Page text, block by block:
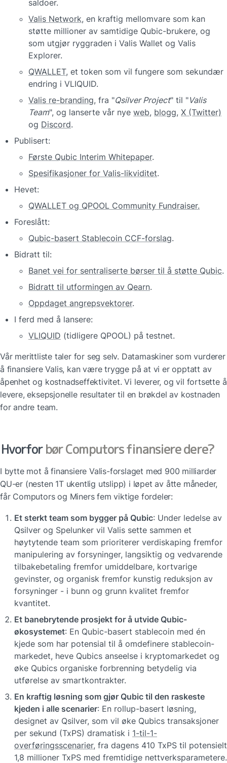
saldoer.
Valis Network, en kraftig mellomvare som kan
støtte millioner av samtidige Qubic-brukere, og
som utgjør ryggraden i Valis Wallet og Valis
Explorer.
QWALLET, et token som vil fungere som sekundær
endring i VLIQUID.
Valis re-branding, fra "Qsilver Project" til "Valis
Team", og lanserte vår nye web, blogg, X (Twitter)
og Discord.
Publisert:
Første Qubic Interim Whitepaper.
Spesifikasjoner for Valis-likviditet.
Hevet:
QWALLET og QPOOL Community Fundraiser.
Foreslått:
Qubic-basert Stablecoin CCF-forslag.
Bidratt til:
Banet vei for sentraliserte børser til å støtte Qubic.
Bidratt til utformingen av Qearn.
Oppdaget angrepsvektorer.
I ferd med å lansere:
VLIQUID (tidligere QPOOL) på testnet.
Vår merittliste taler for seg selv. Datamaskiner som vurderer
å finansiere Valis, kan være trygge på at vi er opptatt av
åpenhet og kostnadseffektivitet. Vi leverer, og vil fortsette å
levere, eksepsjonelle resultater til en brøkdel av kostnaden
for andre team.
Hvorfor bør Computors finansiere dere?
I bytte mot å finansiere Valis-forslaget med 900 milliarder
QU-er (nesten 1T ukentlig utslipp) i løpet av åtte måneder,
får Computors og Miners fem viktige fordeler:
Et sterkt team som bygger på Qubic: Under ledelse av
Qsilver og Spelunker vil Valis sette sammen et
høytytende team som prioriterer verdiskaping fremfor
manipulering av forsyninger, langsiktig og vedvarende
tilbakebetaling fremfor umiddelbare, kortvarige
gevinster, og organisk fremfor kunstig reduksjon av
forsyninger - i bunn og grunn kvalitet fremfor
kvantitet.
Et banebrytende prosjekt for å utvide Qubic-
økosystemet: En Qubic-basert stablecoin med én
kjede som har potensial til å omdefinere stablecoin-
markedet, heve Qubics anseelse i kryptomarkedet og
øke Qubics organiske forbrenning betydelig via
utførelse av smartkontrakter.
En kraftig løsning som gjør Qubic til den raskeste
kjeden i alle scenarier: En rollup-basert løsning,
designet av Qsilver, som vil øke Qubics transaksjoner
per sekund (TxPS) dramatisk i 1-til-1-
overføringsscenarier, fra dagens 410 TxPS til potensielt
1,8 millioner TxPS med fremtidige nettverksparametere.